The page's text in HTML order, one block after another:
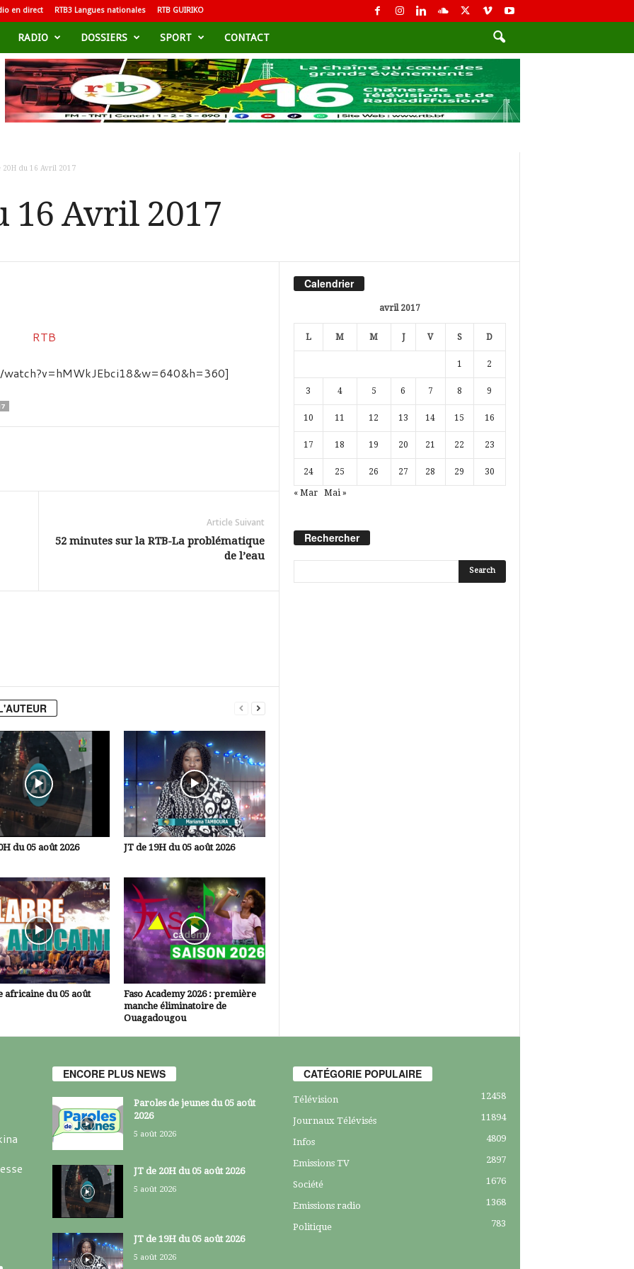
en direct RTB3 Langues nationales RTB GUIRIKO
RADIO DOSSIERS SPORT CONTACT
20H du 16 Avril 2017
16 Avril 2017
Article Suivant
52 minutes sur la RTB-La problématique
de l’eau
du 05 août 2026 JT de 19H du 05 août 2026
africaine du 05 août
Faso Academy 2026 : première
manche éliminatoire de
Ouagadougou
Calendrier
avril 2017
L M M J V S D
1 2
3 4 5 6 7 8 9
10 11 12 13 14 15 16
17 18 19 20 21 22 23
24 25 26 27 28 29 30
« Mar Mai »
Rechercher
ENCORE PLUS NEWS
Paroles de jeunes du 05 août
2026
5 août 2026
JT de 20H du 05 août 2026
5 août 2026
JT de 19H du 05 août 2026
5 août 2026
CATÉGORIE POPULAIRE
Télévision 12458
Journaux Télévisés 11894
Infos 4809
Emissions TV 2897
Société 1676
Emissions radio 1368
Politique 783